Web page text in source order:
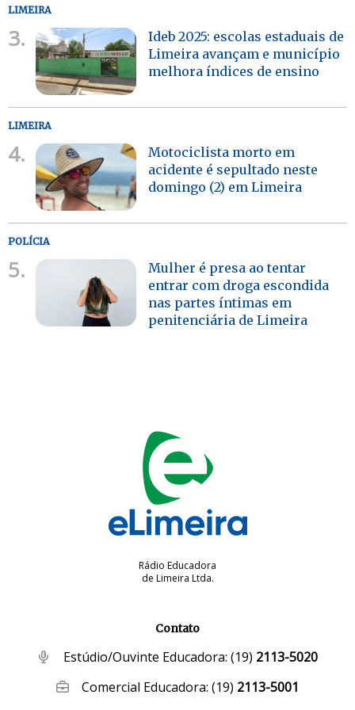
LIMEIRA
3.
Ideb 2025: escolas estaduais de
Limeira avançam e município
melhora índices de ensino
LIMEIRA
4.
Motociclista morto em
acidente é sepultado neste
domingo (2) em Limeira
POLÍCIA
5.
Mulher é presa ao tentar
entrar com droga escondida
nas partes íntimas em
penitenciária de Limeira
Rádio Educadora
de Limeira Ltda.
Contato
Estúdio/Ouvinte Educadora: (19) 2113-5020
Comercial Educadora:(19) 2113-5001